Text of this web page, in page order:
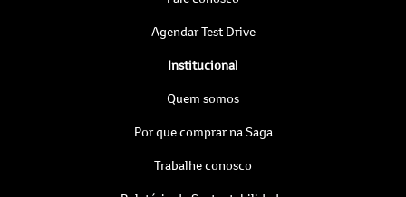
Agendar Test Drive
Institucional
Quem somos
Por que comprar na Saga
Trabalhe conosco